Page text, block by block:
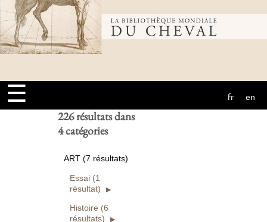
Bibliothèque
mondiale du
cheval
☰ fr en
Ouvrages
numérisés seuls
Réinitialiser
226 résultats dans
4 catégories
ART (7 résultats)
Essai (1
résultat)
Histoire (6
résultats)